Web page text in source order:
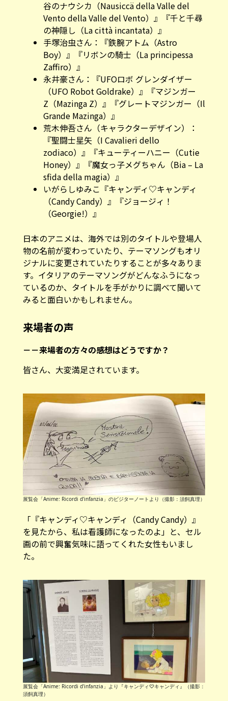
谷のナウシカ（Nausiccä della Valle del
Vento della Valle del Vento）』『千と千尋
の神隠し（La città incantata）』
手塚治虫さん：『鉄腕アトム（Astro
Boy）』『リボンの騎士（La principessa
Zaffiro）』
永井豪さん：『UFOロボ グレンダイザー
（UFO Robot Goldrake）』『マジンガー
Z（Mazinga Z）』『グレートマジンガー（Il
Grande Mazinga）』
荒木伸吾さん（キャラクターデザイン）：
『聖闘士星矢（I Cavalieri dello
zodiaco）』『キューティーハニー（Cutie
Honey）』『魔女っ子メグちゃん（Bia – La
sfida della magia）』
いがらしゆみこ『キャンディ♡キャンディ
（Candy Candy）』『ジョージィ！
（Georgie!）』
日本のアニメは、海外では別のタイトルや登場人
物の名前が変わっていたり、テーマソングもオリ
ジナルに変更されていたりすることが多々ありま
す。イタリアのテーマソングがどんなふうになっ
ているのか、タイトルを手がかりに調べて聞いて
みると面白いかもしれません。
来場者の声
－－来場者の方々の感想はどうですか？
皆さん、大変満足されています。
展覧会「Anime: Ricordi d'infanzia」のビジターノートより（撮影：須飼真理）
「『キャンディ♡キャンディ（Candy Candy）』
を見たから、私は看護師になったのよ」と、セル
画の前で興奮気味に語ってくれた女性もいまし
た。
展覧会「Anime: Ricordi d'infanzia」より『キャンディ♡キャンディ』（撮影：
須飼真理）